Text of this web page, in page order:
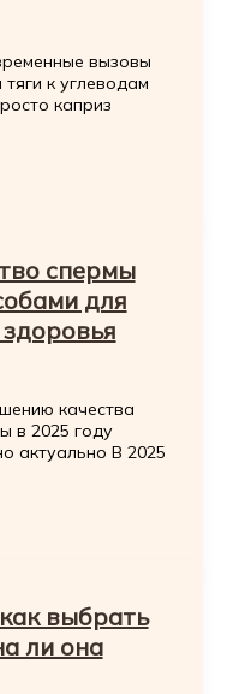
вызовы
к углеводам
каприз
спермы
для
качества
в 2025 году
актуально В 2025
выбрать
ли она